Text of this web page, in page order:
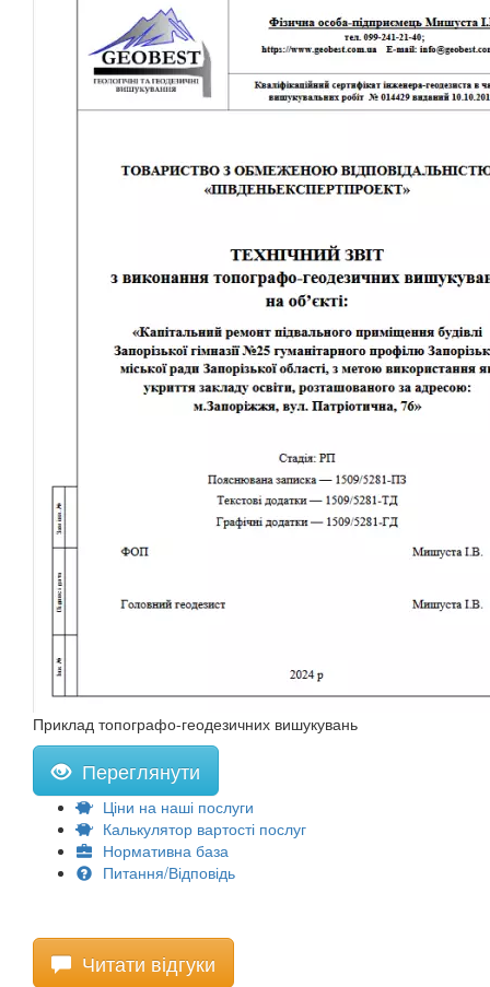
Приклад топографо-геодезичних вишукувань
Переглянути
Ціни на наші послуги
Калькулятор вартості послуг
Нормативна база
Питання/Відповідь
Читати відгуки